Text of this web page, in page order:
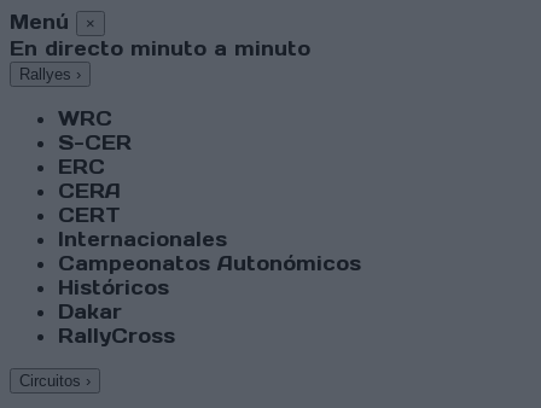
Menú ×
En directo minuto a minuto
Rallyes ›
WRC
S-CER
ERC
CERA
CERT
Internacionales
Campeonatos Autonómicos
Históricos
Dakar
RallyCross
Circuitos ›